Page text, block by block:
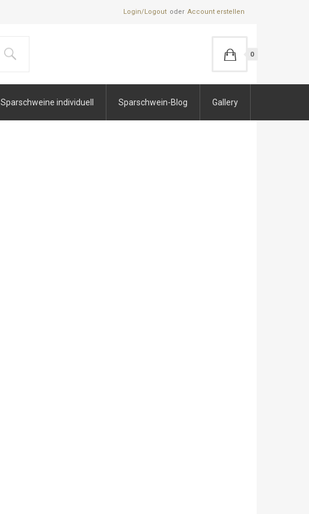
Login/Logout Account erstellen
0
Sparschweine individuell Sparschwein-Blog Gallery